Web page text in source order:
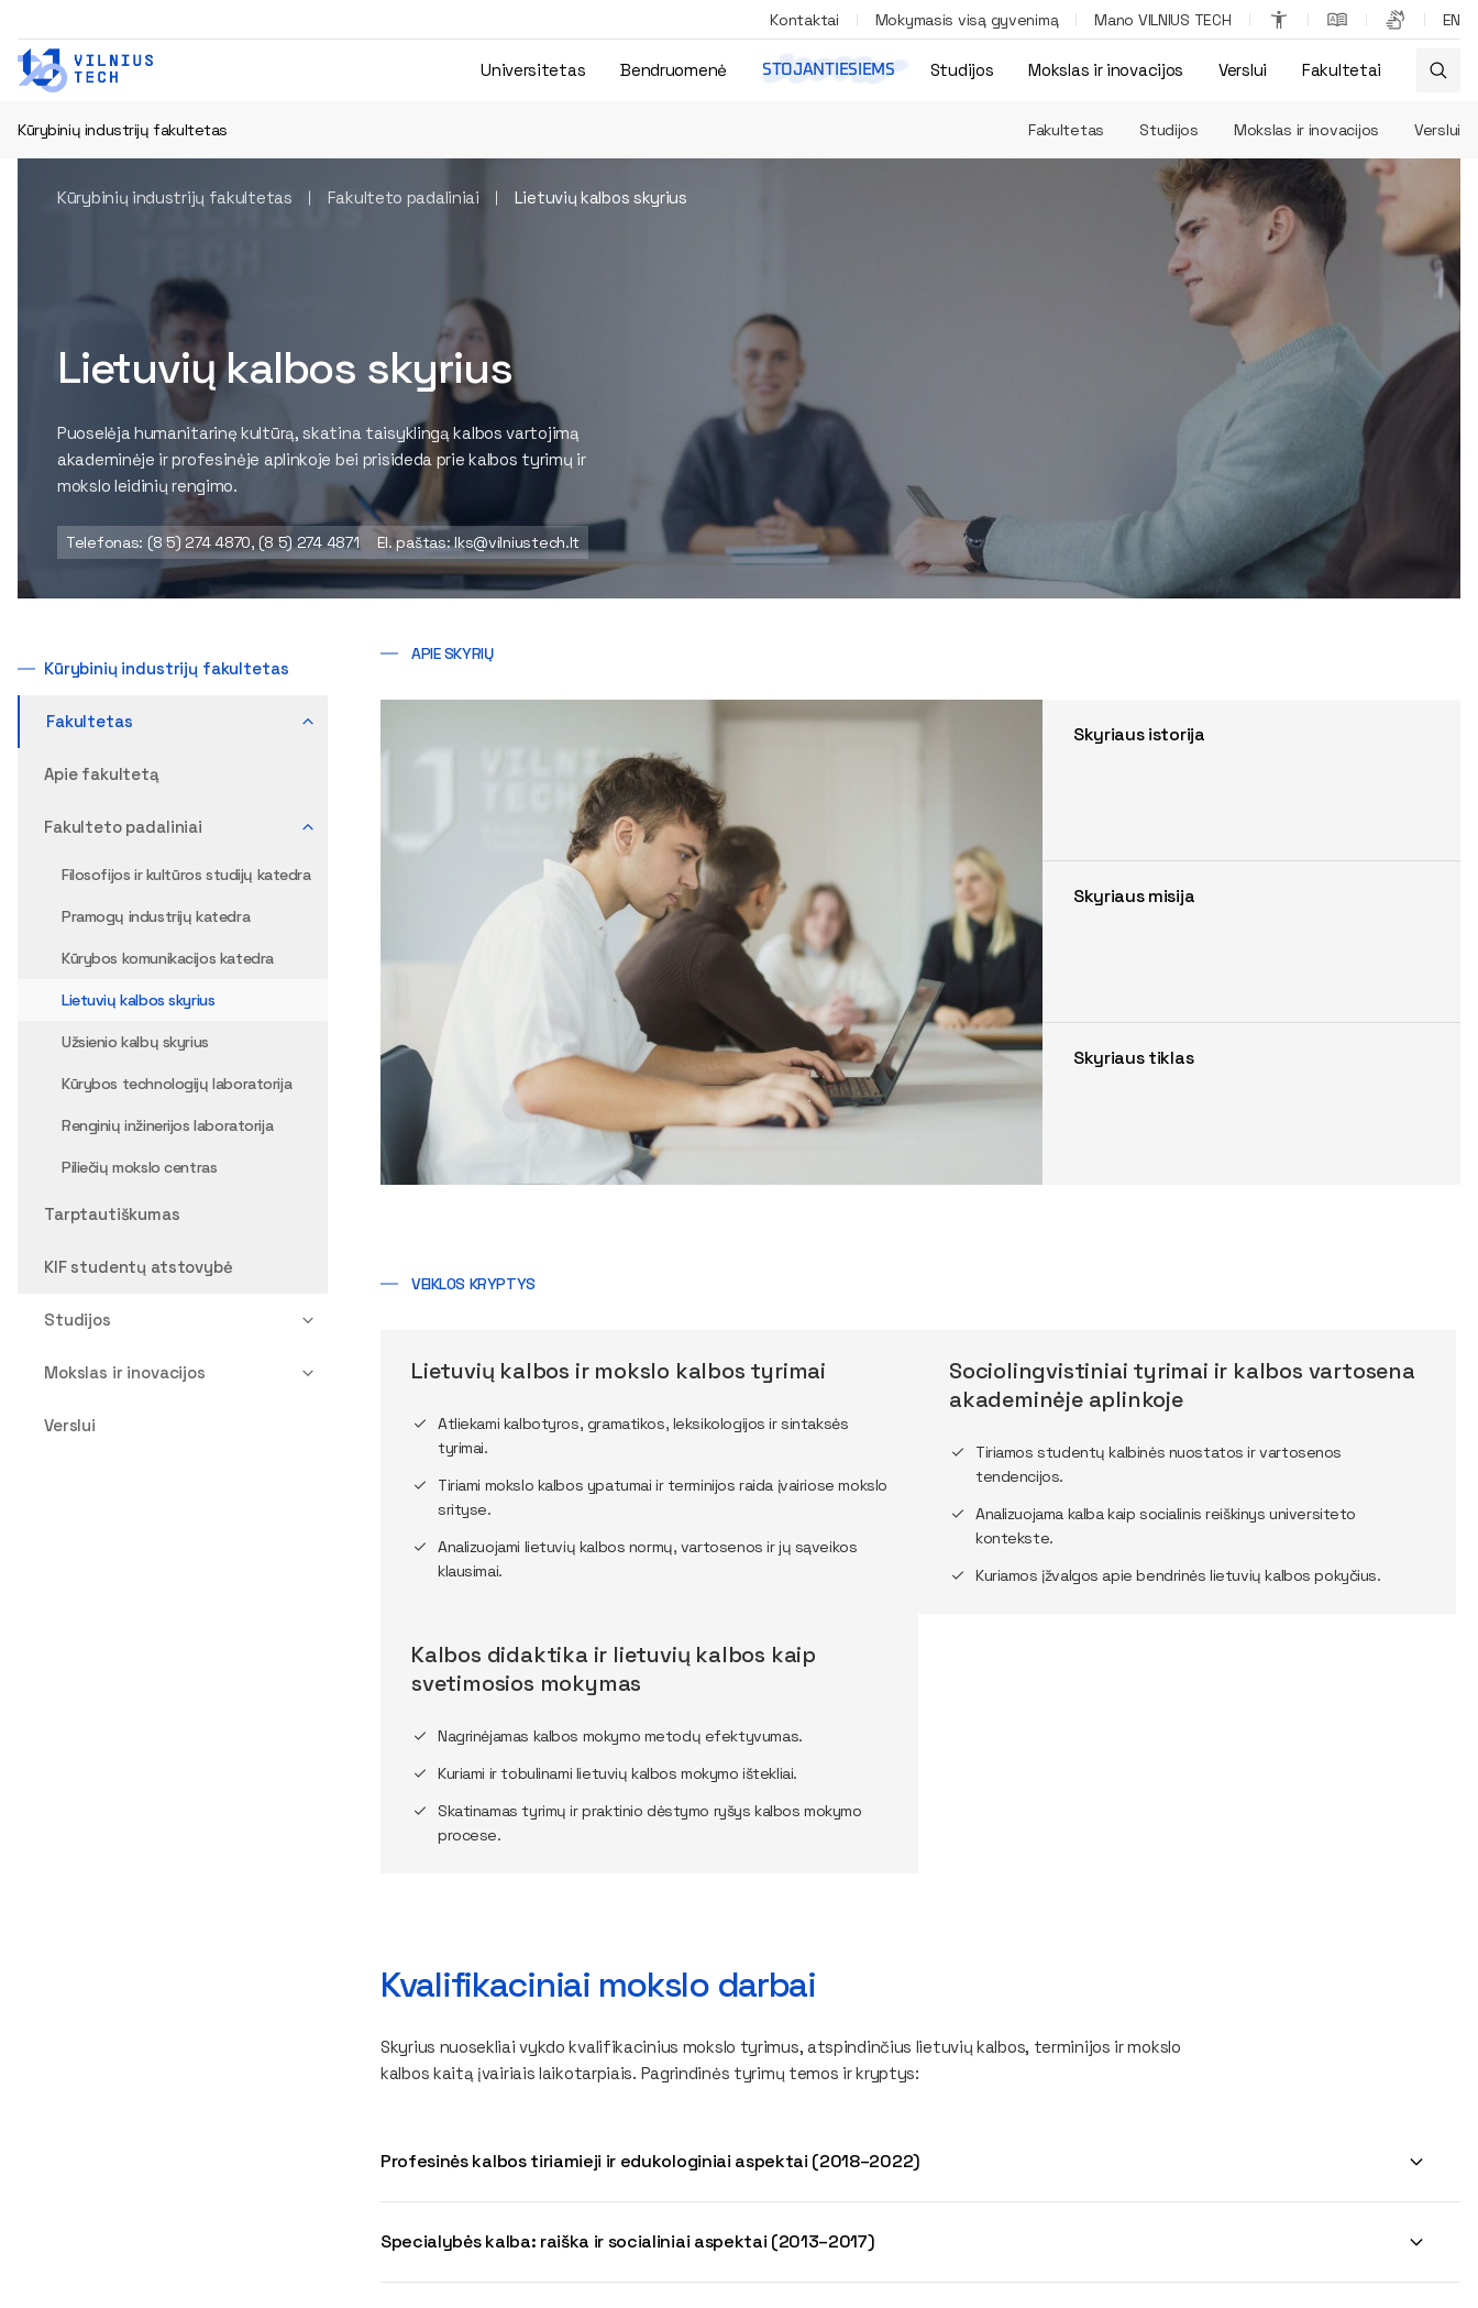
Kontaktai Mokymasis visą gyvenimą Mano VILNIUS TECH EN
Universitetas Bendruomenė STOJANTIESIEMS Studijos Mokslas ir inovacijos Verslui Fakultetai
Kūrybinių industrijų fakultetas Fakultetas Studijos Mokslas ir inovacijos Verslui
Kūrybinių industrijų fakultetas Fakulteto padaliniai Lietuvių kalbos skyrius
Lietuvių kalbos skyrius
Puoselėja humanitarinę kultūrą, skatina taisyklingą kalbos vartojimą
akademinėje ir profesinėje aplinkoje bei prisideda prie kalbos tyrimų ir
mokslo leidinių rengimo.
Telefonas: (8 5) 274 4870, (8 5) 274 4871 El. paštas: lks@vilniustech.lt
Kūrybinių industrijų fakultetas
Fakultetas
Apie fakultetą
Fakulteto padaliniai
Filosofijos ir kultūros studijų katedra
Pramogų industrijų katedra
Kūrybos komunikacijos katedra
Lietuvių kalbos skyrius
Užsienio kalbų skyrius
Kūrybos technologijų laboratorija
Renginių inžinerijos laboratorija
Piliečių mokslo centras
Tarptautiškumas
KIF studentų atstovybė
Studijos
Mokslas ir inovacijos
Verslui
APIE SKYRIŲ
Skyriaus istorija
Skyriaus misija
Skyriaus tiklas
VEIKLOS KRYPTYS
Lietuvių kalbos ir mokslo kalbos tyrimai
Atliekami kalbotyros, gramatikos, leksikologijos ir sintaksės
tyrimai.
Tiriami mokslo kalbos ypatumai ir terminijos raida įvairiose mokslo
srityse.
Analizuojami lietuvių kalbos normų, vartosenos ir jų sąveikos
klausimai.
Sociolingvistiniai tyrimai ir kalbos vartosena
akademinėje aplinkoje
Tiriamos studentų kalbinės nuostatos ir vartosenos
tendencijos.
Analizuojama kalba kaip socialinis reiškinys universiteto
kontekste.
Kuriamos įžvalgos apie bendrinės lietuvių kalbos pokyčius.
Kalbos didaktika ir lietuvių kalbos kaip
svetimosios mokymas
Nagrinėjamas kalbos mokymo metodų efektyvumas.
Kuriami ir tobulinami lietuvių kalbos mokymo ištekliai.
Skatinamas tyrimų ir praktinio dėstymo ryšys kalbos mokymo
procese.
Kvalifikaciniai mokslo darbai
Skyrius nuosekliai vykdo kvalifikacinius mokslo tyrimus, atspindinčius lietuvių kalbos, terminijos ir mokslo
kalbos kaitą įvairiais laikotarpiais. Pagrindinės tyrimų temos ir kryptys:
Profesinės kalbos tiriamieji ir edukologiniai aspektai (2018–2022)
Specialybės kalba: raiška ir socialiniai aspektai (2013–2017)